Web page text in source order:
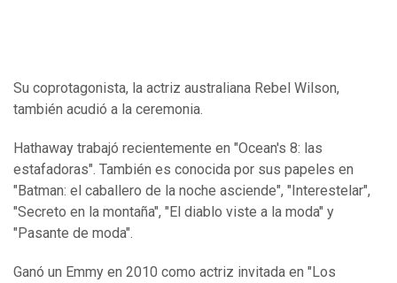
Su coprotagonista, la actriz australiana Rebel Wilson,
también acudió a la ceremonia.
Hathaway trabajó recientemente en "Ocean's 8: las
estafadoras". También es conocida por sus papeles en
"Batman: el caballero de la noche asciende", "Interestelar",
"Secreto en la montaña", "El diablo viste a la moda" y
"Pasante de moda".
Ganó un Emmy en 2010 como actriz invitada en "Los